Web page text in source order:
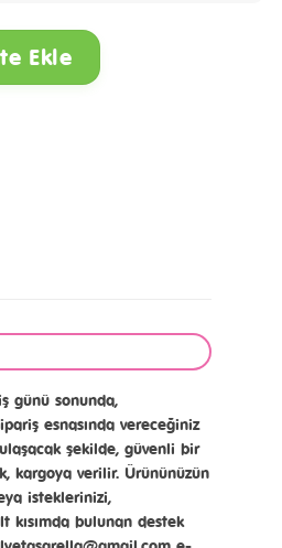
adet
Ekle
günü sonunda,
esnasında vereceğiniz
şekilde, güvenli bir
kargoya verilir. Ürününüzün
isteklerinizi,
kısımda bulunan destek